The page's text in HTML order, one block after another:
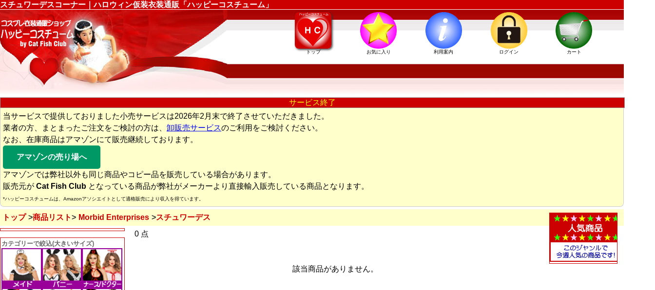
スチュワーデスコーナー｜ハロウィン仮装衣装通販「ハッピーコスチューム」
トップ お気に入り 利用案内 ログイン カート
サービス終了
当サービスで提供しておりました小売サービスは2026年2月末で終了させていただきました。
業者の方、まとまったご注文をご検討の方は、 卸販売サービスのご利用をご検討ください。
なお、在庫商品はアマゾンにて販売継続しております。
アマゾンの売り場へ
アマゾンでは弊社以外も同じ商品やコピー品を販売している場合があります。
販売元が Cat Fish Club となっている商品が弊社がメーカーより直接輸入販売している商品となります。
*ハッピーコスチュームは、Amazonアソシエイトとして適格販売により収入を得ています。
トップ 商品リスト Morbid Enterprises スチュワーデス
カテゴリーで絞込(大きいサイズ)
0 点
該当商品がありません。